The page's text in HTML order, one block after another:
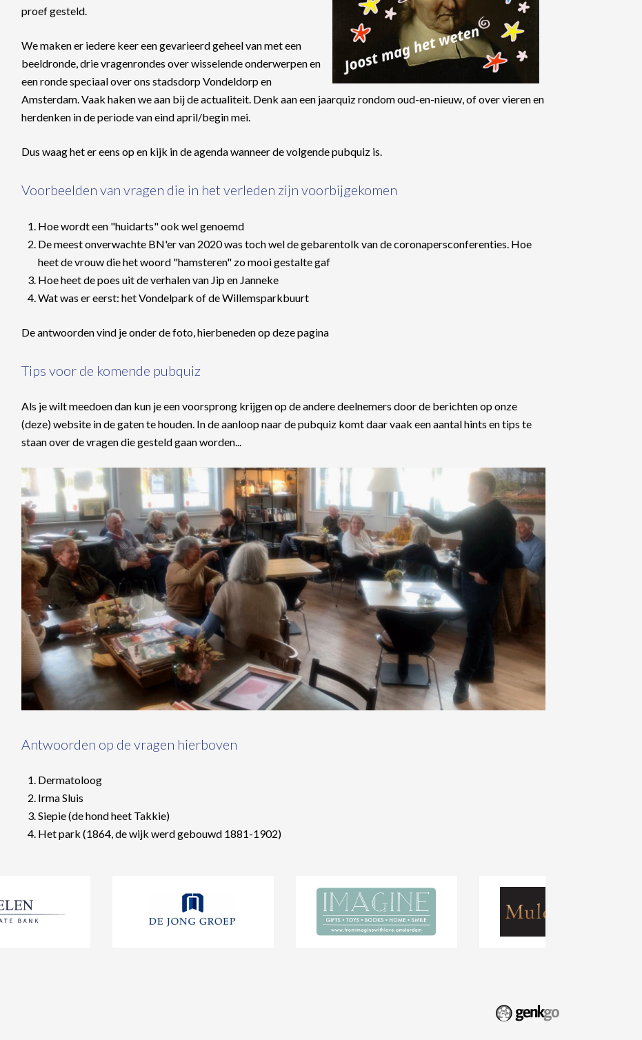
proef gesteld.
We maken er iedere keer een gevarieerd geheel van met een
beeldronde, drie vragenrondes over wisselende onderwerpen en
een ronde speciaal over ons stadsdorp Vondeldorp en
Amsterdam. Vaak haken we aan bij de actualiteit. Denk aan een jaarquiz rondom oud-en-nieuw, of over vieren en
herdenken in de periode van eind april/begin mei.
Dus waag het er eens op en kijk in de agenda wanneer de volgende pubquiz is.
Voorbeelden van vragen die in het verleden zijn voorbijgekomen
Hoe wordt een "huidarts" ook wel genoemd
De meest onverwachte BN'er van 2020 was toch wel de gebarentolk van de coronapersconferenties. Hoe
heet de vrouw die het woord "hamsteren" zo mooi gestalte gaf
Hoe heet de poes uit de verhalen van Jip en Janneke
Wat was er eerst: het Vondelpark of de Willemsparkbuurt
De antwoorden vind je onder de foto, hierbeneden op deze pagina
Tips voor de komende pubquiz
Als je wilt meedoen dan kun je een voorsprong krijgen op de andere deelnemers door de berichten op onze
(deze) website in de gaten te houden. In de aanloop naar de pubquiz komt daar vaak een aantal hints en tips te
staan over de vragen die gesteld gaan worden...
Antwoorden op de vragen hierboven
Dermatoloog
Irma Sluis
Siepie (de hond heet Takkie)
Het park (1864, de wijk werd gebouwd 1881-1902)